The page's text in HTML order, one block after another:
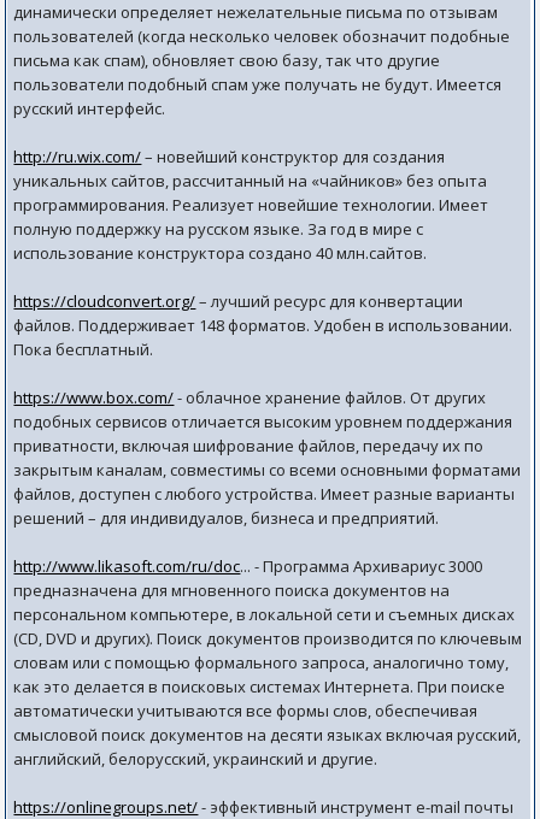
динамически определяет нежелательные письма по отзывам
пользователей (когда несколько человек обозначит подобные
письма как спам), обновляет свою базу, так что другие
пользователи подобный спам уже получать не будут. Имеется
русский интерфейс.
http://ru.wix.com/– новейший конструктор для создания
уникальных сайтов, рассчитанный на «чайников» без опыта
программирования. Реализует новейшие технологии. Имеет
полную поддержку на русском языке. За год в мире с
использование конструктора создано 40 млн.сайтов.
https://cloudconvert.org/– лучший ресурс для конвертации
файлов. Поддерживает 148 форматов. Удобен в использовании.
Пока бесплатный.
https://www.box.com/- облачное хранение файлов. От других
подобных сервисов отличается высоким уровнем поддержания
приватности, включая шифрование файлов, передачу их по
закрытым каналам, совместимы со всеми основными форматами
файлов, доступен с любого устройства. Имеет разные варианты
решений – для индивидуалов, бизнеса и предприятий.
http://www.likasoft.com/ru/doc... - Программа Архивариус 3000
предназначена для мгновенного поиска документов на
персональном компьютере, в локальной сети и съемных дисках
(CD, DVD и других). Поиск документов производится по ключевым
словам или с помощью формального запроса, аналогично тому,
как это делается в поисковых системах Интернета. При поиске
автоматически учитываются все формы слов, обеспечивая
смысловой поиск документов на десяти языках включая русский,
английский, белорусский, украинский и другие.
https://onlinegroups.net/- эффективный инструмент e-mail почты